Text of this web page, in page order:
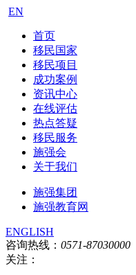
EN
首页
移民国家
移民项目
成功案例
资讯中心
在线评估
热点答疑
移民服务
施强会
关于我们
施强集团
施强教育网
ENGLISH
咨询热线： 0571-87030000
关注：